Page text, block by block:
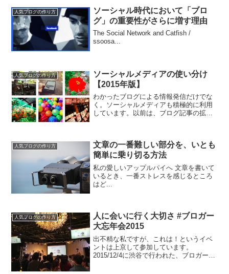
人気ブログの作り方
ソーシャル時代において「ブロ
グ」の重要性がさらに増す理由
The Social Network and Catfish /
ssoosa...
人気ブログの作り方
ソーシャルメディアの使い分け
【2015年版】
わかったブログによる情報発信だけでな
く。ソーシャルメディアも積極的に利用
しています。以前は、ブログ記事の拡散
人気ブログの作り方
文章の一番難しい部分を、いとも
簡単に乗り切る方法
私の愛しいアップルパイへ 文章を書いて
いるとき、一番ストレスを感じるところ
はど...
人気ブログの作り方
人に会いに行く大切さ #ブロガー
大忘年会2015
出不精な私ですが、これは！というイベ
ントは上京して参加しています。
2015/12/4に渋谷で行われた、ブロガー大